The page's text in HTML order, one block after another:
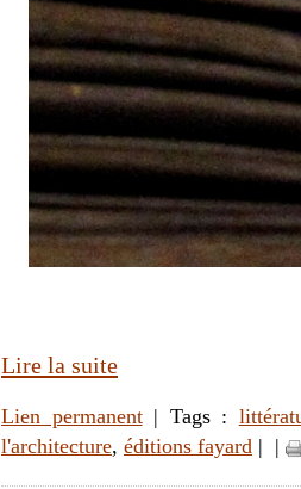
Lire la suite
Lien permanent| Tags :
l'architecture, éditions fayard | |